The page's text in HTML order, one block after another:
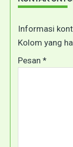
Informasi
Kolom yang
Pesan *